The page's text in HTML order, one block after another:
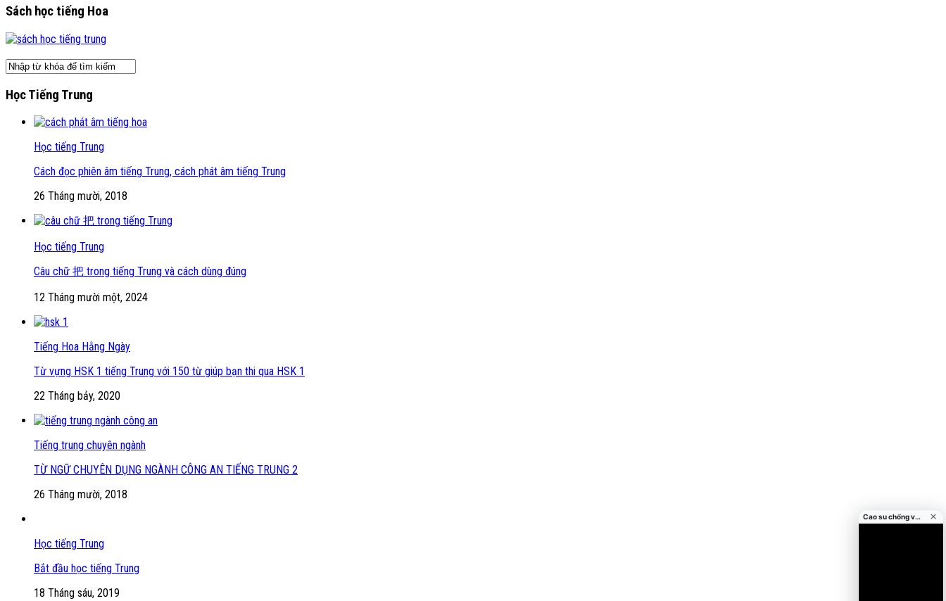
Sách học tiếng Hoa
Học Tiếng Trung
Học tiếng Trung
Cách đọc phiên âm tiếng Trung, cách phát âm tiếng Trung
26 Tháng mười, 2018
Học tiếng Trung
Câu chữ 把 trong tiếng Trung và cách dùng đúng
12 Tháng mười một, 2024
Tiếng Hoa Hằng Ngày
Từ vựng HSK 1 tiếng Trung với 150 từ giúp bạn thi qua HSK 1
22 Tháng bảy, 2020
Tiếng trung chuyên ngành
TỪ NGỮ CHUYÊN DỤNG NGÀNH CÔNG AN TIẾNG TRUNG 2
26 Tháng mười, 2018
Học tiếng Trung
Bắt đầu học tiếng Trung
18 Tháng sáu, 2019
Cao su chống va đập cửa